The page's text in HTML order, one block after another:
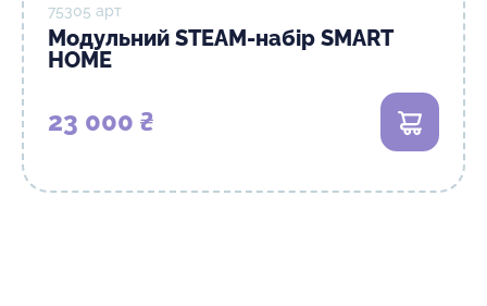
75305 арт
Модульний STEAM-набір SMART
HOME
23 000 ₴ В кошик